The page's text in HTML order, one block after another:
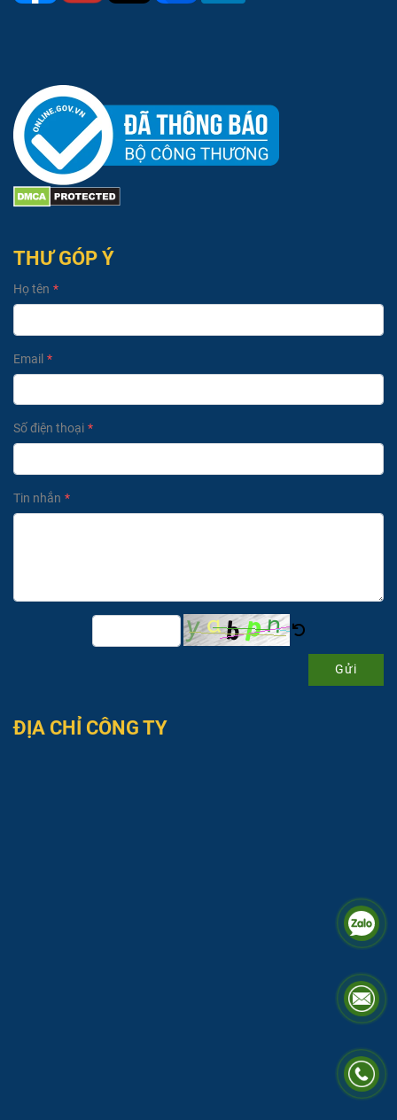
THƯ GÓP Ý
Họ tên
Email
Số điện thoại
Tin nhắn
Gửi
ĐỊA CHỈ CÔNG TY